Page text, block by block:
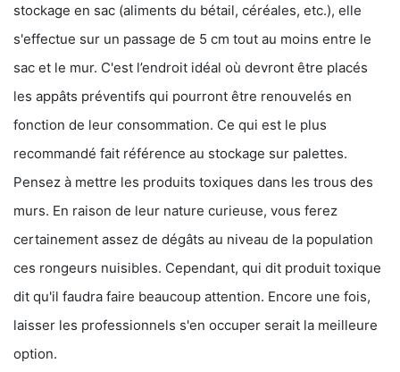
stockage en sac (aliments du bétail, céréales, etc.), elle
s'effectue sur un passage de 5 cm tout au moins entre le
sac et le mur. C'est l’endroit idéal où devront être placés
les appâts préventifs qui pourront être renouvelés en
fonction de leur consommation. Ce qui est le plus
recommandé fait référence au stockage sur palettes.
Pensez à mettre les produits toxiques dans les trous des
murs. En raison de leur nature curieuse, vous ferez
certainement assez de dégâts au niveau de la population
ces rongeurs nuisibles. Cependant, qui dit produit toxique
dit qu'il faudra faire beaucoup attention. Encore une fois,
laisser les professionnels s'en occuper serait la meilleure
option.